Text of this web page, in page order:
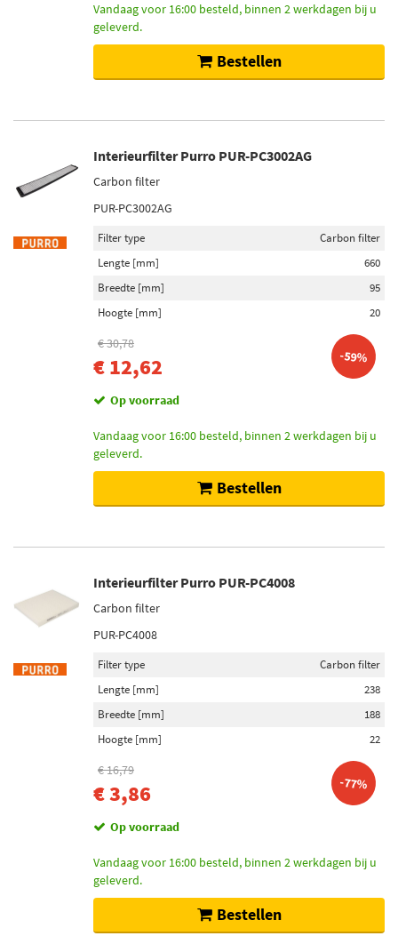
Vandaag voor 16:00 besteld, binnen 2 werkdagen bij u
geleverd.
Bestellen
Interieurfilter Purro PUR-PC3002AG
Carbon filter
PUR-PC3002AG
Filter type
Carbon filter
Lengte [mm]
660
Breedte [mm]
95
Hoogte [mm]
20
€ 30,78
€ 12,62 -59%
Op voorraad
Vandaag voor 16:00 besteld, binnen 2 werkdagen bij u
geleverd.
Bestellen
Interieurfilter Purro PUR-PC4008
Carbon filter
PUR-PC4008
Filter type
Carbon filter
Lengte [mm]
238
Breedte [mm]
188
Hoogte [mm]
22
€ 16,79
€ 3,86 -77%
Op voorraad
Vandaag voor 16:00 besteld, binnen 2 werkdagen bij u
geleverd.
Bestellen